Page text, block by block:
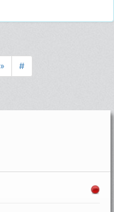
» #